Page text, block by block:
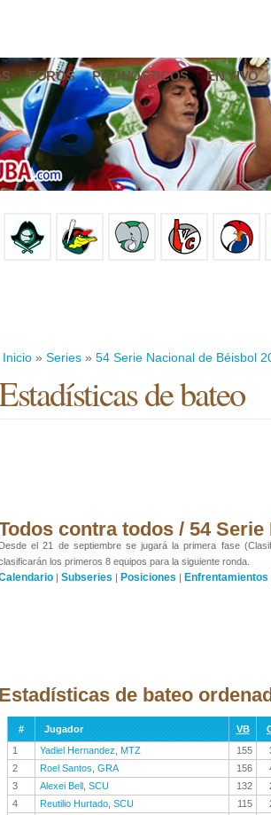
FOROS PRONÓSTICOS EN VIVO
Inicio » Series » 54 Serie Nacional de Béisbol
de bateo
contra todos / 54
Desde el 21 de septiembre se jugará la primera fase
los primeros 8 equipos para la siguiente ronda.
| Subseries | Posiciones | Enfrentamientos
Estadísticas de bateo
# Jugador VB
1
Yadiel Hernandez MTZ 155
2
Roel Santos GRA 156
3
Alexei Bell SCU 132
4
Reutilio Hurtado SCU 115